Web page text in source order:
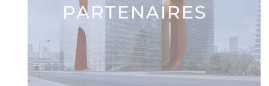
PARTENAIRES